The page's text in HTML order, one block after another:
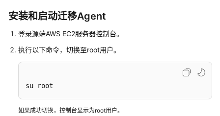
用
户
指
南
安装和启动迁移Agent
登录源端AWS EC2服务器控制台。
执行以下命令，切换至root用户。
su root
如果成功切换，控制台显示为root用户。